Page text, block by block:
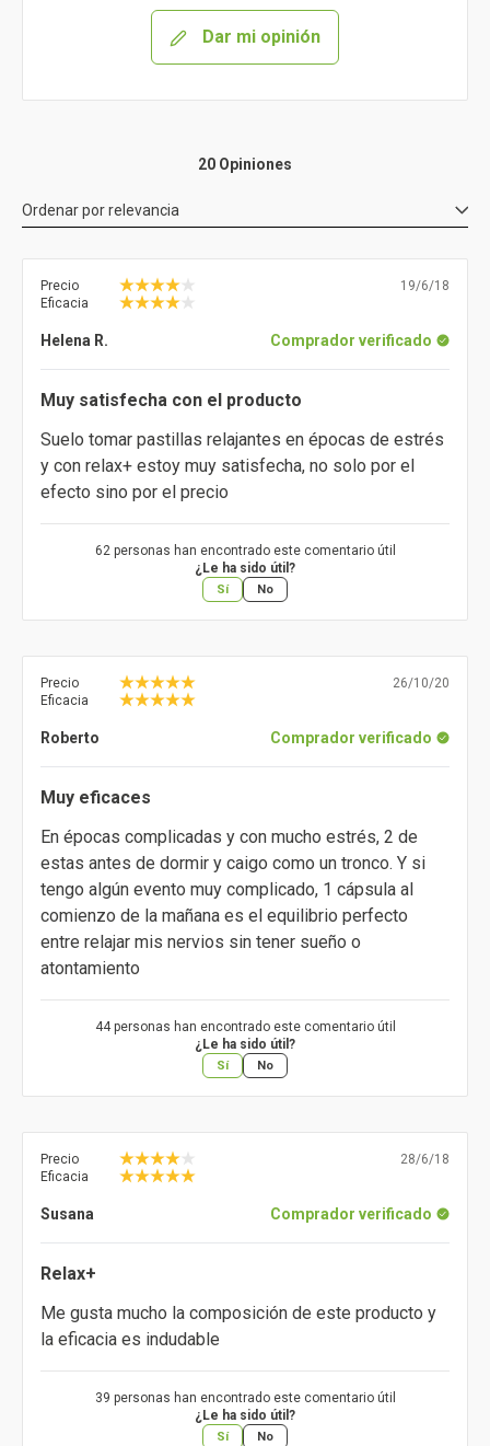
Dar mi opinión
20 Opiniones
Ordenar porrelevancia
Precio
Eficacia
19/6/18
Helena R. Comprador verificado
Muy satisfecha con el producto
Suelo tomar pastillas relajantes en épocas de estrés
y con relax+ estoy muy satisfecha, no solo por el
efecto sino por el precio
62 personas han encontrado este comentario útil
¿Le ha sido útil?
Sí No
Precio
Eficacia
26/10/20
Roberto Comprador verificado
Muy eficaces
En épocas complicadas y con mucho estrés, 2 de
estas antes de dormir y caigo como un tronco. Y si
tengo algún evento muy complicado, 1 cápsula al
comienzo de la mañana es el equilibrio perfecto
entre relajar mis nervios sin tener sueño o
atontamiento
44 personas han encontrado este comentario útil
¿Le ha sido útil?
Sí No
Precio
Eficacia
28/6/18
Susana Comprador verificado
Relax+
Me gusta mucho la composición de este producto y
la eficacia es indudable
39 personas han encontrado este comentario útil
¿Le ha sido útil?
Sí No